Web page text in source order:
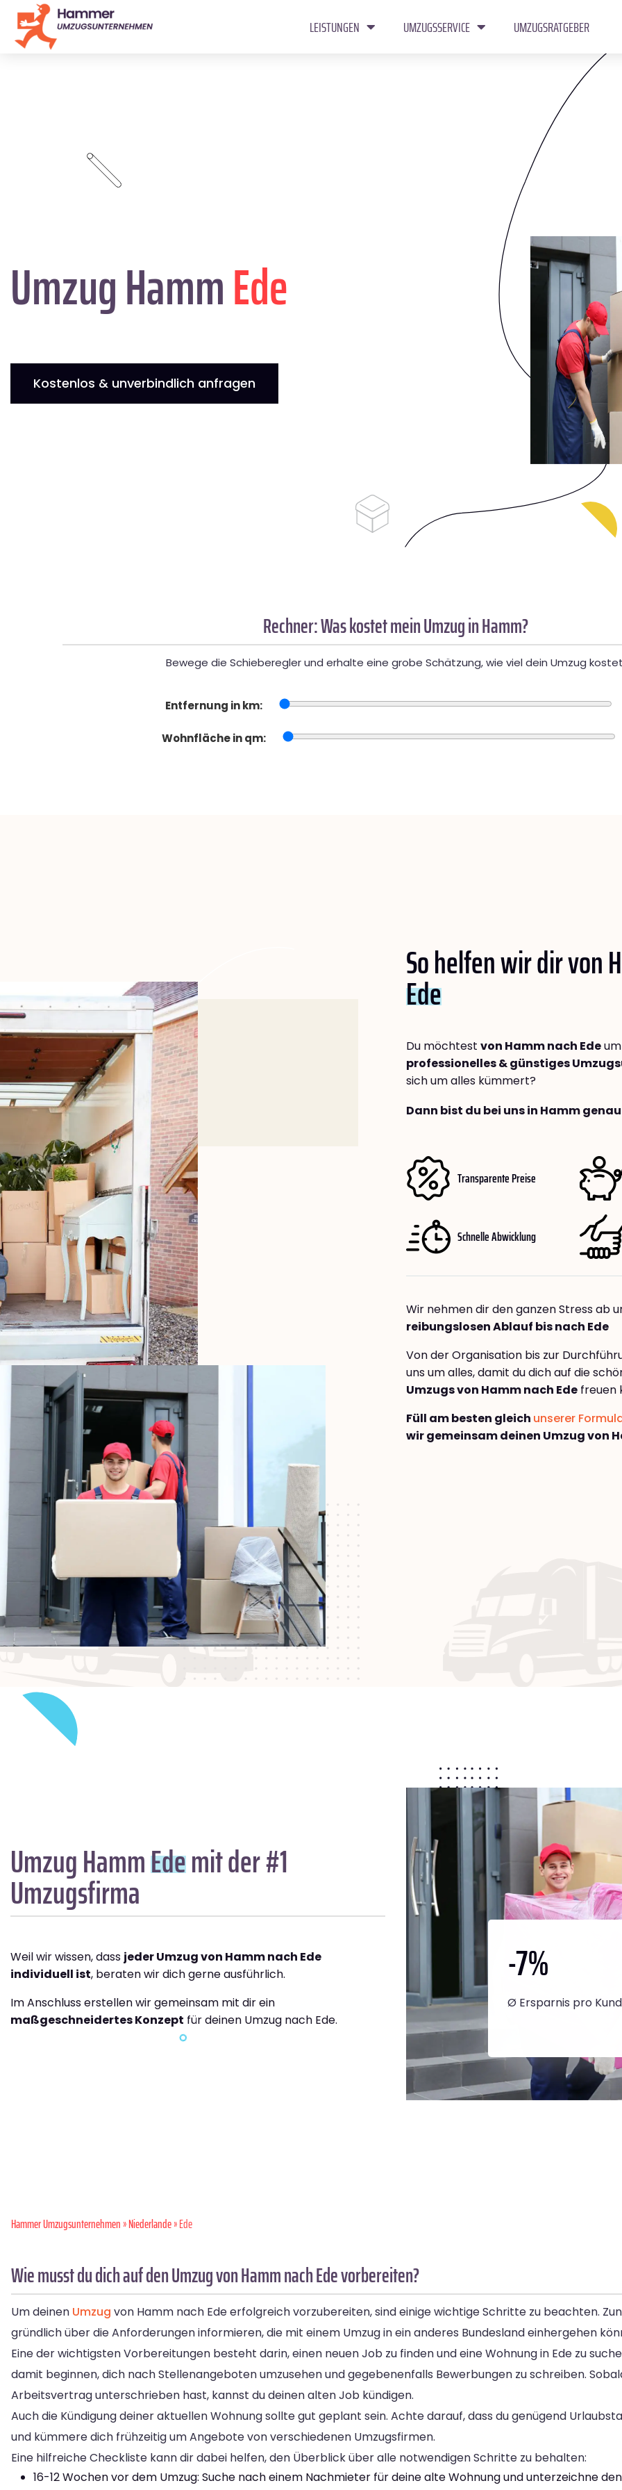
LEISTUNGEN UMZUGSSERVICE UMZUGSRATGEBER
Umzug HammEde
Kostenlos & unverbindlich anfragen
Rechner: Was kostet mein Umzug in Hamm?
Bewege die Schieberegler und erhalte eine grobe Schätzung, wie viel dein Umzug
Entfernung in km:
Wohnfläche in qm:
So helfen wir dir von
Ede
Du möchtest von Hamm nach Ede
professionelles & günstiges
sich um alles kümmert?
Dann bist du bei uns in Hamm
Transparente Preise
Schnelle Abwicklung
Wir nehmen dir den ganzen Stress ab
reibungslosen Ablauf bis nach Ede
Von der Organisation bis zur
uns um alles, damit du dich auf die
Umzugs von Hamm nach Ede freuen
Füll am besten gleich unserer
wir gemeinsam deinen Umzug von
Umzug HammEdemit der #1
Umzugsfirma
Weil wir wissen, dass jeder Umzug von Hamm nach Ede
individuell ist, beraten wir dich gerne ausführlich.
Im Anschluss erstellen wir gemeinsam mit dir ein
maßgeschneidertes Konzept für deinen Umzug nach Ede.
-7%
Ø Ersparnis pro
Hammer Umzugsunternehmen»Niederlande» Ede
Wie musst du dich auf den Umzug von Hamm nach Ede vorbereiten?
Um deinen Umzug von Hamm nach Ede erfolgreich vorzubereiten, sind einige wichtige Schritte zu beachten.
gründlich über die Anforderungen informieren, die mit einem Umzug in ein anderes Bundesland einhergehen
Eine der wichtigsten Vorbereitungen besteht darin, einen neuen Job zu finden und eine Wohnung in Ede zu
damit beginnen, dich nach Stellenangeboten umzusehen und gegebenenfalls Bewerbungen zu schreiben.
Arbeitsvertrag unterschrieben hast, kannst du deinen alten Job kündigen.
Auch die Kündigung deiner aktuellen Wohnung sollte gut geplant sein. Achte darauf, dass du genügend
und kümmere dich frühzeitig um Angebote von verschiedenen Umzugsfirmen.
Eine hilfreiche Checkliste kann dir dabei helfen, den Überblick über alle notwendigen Schritte zu behalten:
16-12 Wochen vor dem Umzug: Suche nach einem Nachmieter für deine alte Wohnung und unterzeichne